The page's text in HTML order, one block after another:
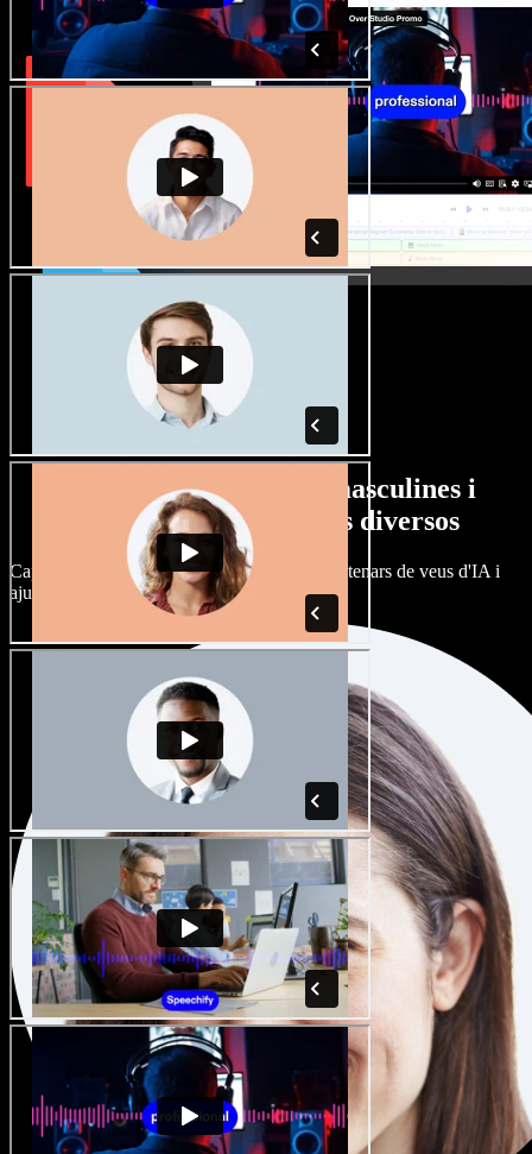
Gran varietat de veus masculines i
femenines amb accents diversos
Cap projecte ha de sonar igual. Tria entre centenars de veus d'IA i
ajusta'n l’accent.